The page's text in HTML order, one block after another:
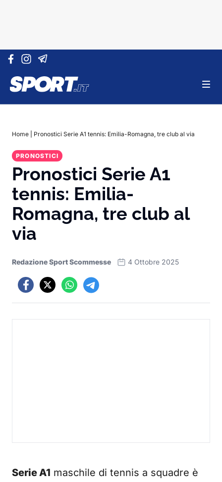
Vai al contenuto
Home Pronostici Serie A1 tennis: Emilia-Romagna, tre club al via
PRONOSTICI
Pronostici Serie A1
tennis: Emilia-
Romagna, tre club al
via
Redazione Sport Scommesse 4 Ottobre 2025
Serie A1 maschile di tennis a squadre è